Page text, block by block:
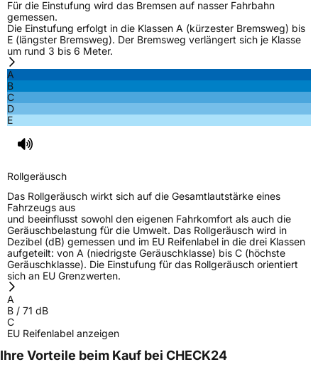
Nasshaftung C
Rollgeräusch (Klasse)
EPREL ID 467453
Allgemeine Produktsicherheit (GPSR)
HerstellerkontaktLANVIGATOR, Qingdao China,
www.haohuatire.com,
miranda@haohuatire.com
Verantwortliche
Für die Einstufung wird das Bremsen auf nasser Fahrbahn
gemessen.
Die Einstufung erfolgt in die Klassen A (kürzester Bremsweg) bis
E (längster Bremsweg). Der Bremsweg verlängert sich je Klasse
um rund 3 bis 6 Meter.
A
B
C
D
E
Rollgeräusch
Das Rollgeräusch wirkt sich auf die Gesamtlautstärke eines
Fahrzeugs aus
und beeinflusst sowohl den eigenen Fahrkomfort als auch die
Geräuschbelastung für die Umwelt. Das Rollgeräusch wird in
Dezibel (dB) gemessen und im EU Reifenlabel in die drei Klassen
aufgeteilt: von A (niedrigste Geräuschklasse) bis C (höchste
Geräuschklasse). Die Einstufung für das Rollgeräusch orientiert
sich an EU Grenzwerten.
A
B / 71 dB
C
EU Reifenlabel anzeigen
Ihre Vorteile beim Kauf bei CHECK24